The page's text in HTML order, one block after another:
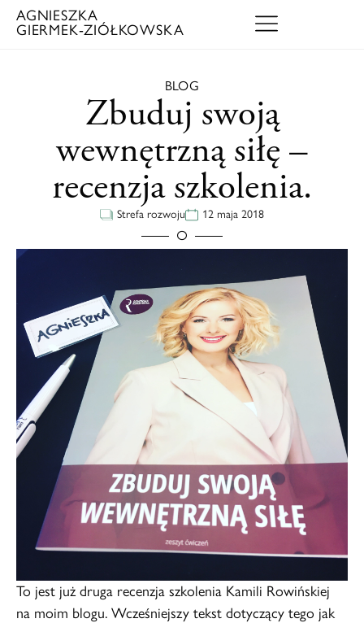
AGNIESZKA
GIERMEK‑ZIÓŁKOWSKA
BLOG
Zbuduj swoją
wewnętrzną siłę –
recenzja szkolenia.
Strefa rozwoju 12 maja 2018
To jest już druga recenzja szkolenia Kamili Rowińskiej
na moim blogu. Wcześniejszy tekst dotyczący tego jak